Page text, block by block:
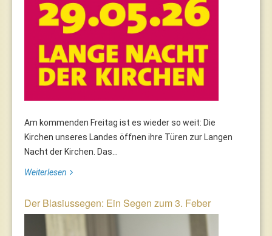
Am kommenden Freitag ist es wieder so weit: Die
Kirchen unseres Landes öffnen ihre Türen zur Langen
Nacht der Kirchen. Das...
Weiterlesen
Der Blasiussegen: Ein Segen zum 3. Feber